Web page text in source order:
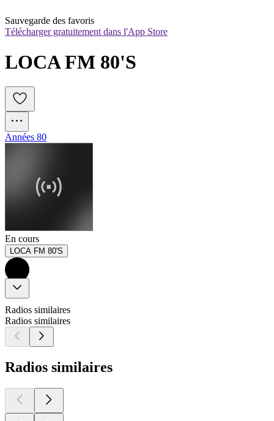
Sauvegarde des favoris
Télécharger gratuitement dans l'App Store
LOCA FM 80'S
Années 80
En cours
LOCA FM 80'S
Radios similaires
Radios similaires
Radios similaires